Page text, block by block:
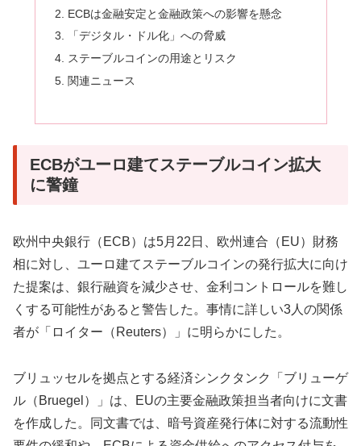
ECBは金融安定と金融政策への影響を懸念
「デジタル・ドル化」への脅威
ステーブルコインの用途とリスク
関連ニュース
ECBがユーロ建てステーブルコイン拡大
に警鐘
欧州中央銀行（ECB）は5月22日、欧州連合（EU）財務
相に対し、ユーロ建てステーブルコインの発行拡大に向け
た提案は、銀行融資を減少させ、金利コントロールを難し
くする可能性があると警告した。事情に詳しい3人の関係
者が「ロイター（Reuters）」に明らかにした。
ブリュッセルを拠点とする経済シンクタンク「ブリューゲ
ル（Bruegel）」は、EUの主要金融政策担当者向けに文書
を作成した。同文書では、暗号資産発行体に対する流動性